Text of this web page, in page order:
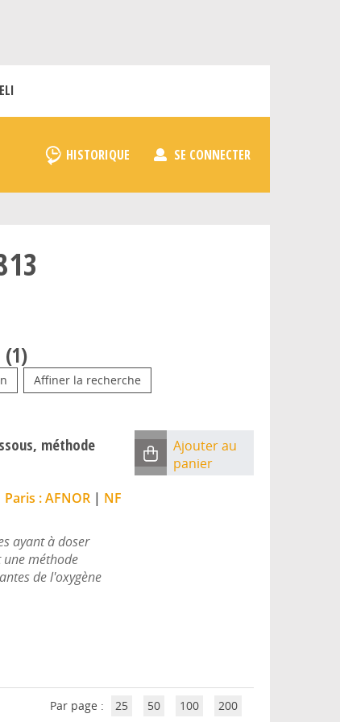
HISTORIQUE SE CONNECTER
(1)
Affiner la recherche
méthode
Paris : AFNOR| NF
ayant à doser
une méthode
de l'oxygène
Ajouter au
panier
Par page : 25 50 100 200